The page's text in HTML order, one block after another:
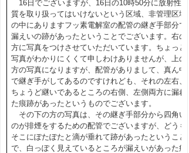
16日でございますが、16日の10時50分に放射性物
質を取り扱ってはいけないという区域、非管理区域
の中にありますフッ素電解室の配管の継ぎ手部分で
漏えいの跡があったということでございます。右の
方に写真をつけさせていただいています。ちょっと
写真がわかりにくくて申しわけありませんが、上の
方の写真になりますが、配管がありまして、真ん中
で継ぎ手がしてあるのですけれども、それの左右、
ちょうど継いであるところの右側、左側両方に漏れ
た痕跡があったというものでございます。
その下の方の写真は、その継ぎ手部分から四角い
のが排煙をするための配管でございますが、どうも
そこにぽたぽたと滴が垂れて跡があったということ
で、白っぽく見えているところが漏えいがあった痕